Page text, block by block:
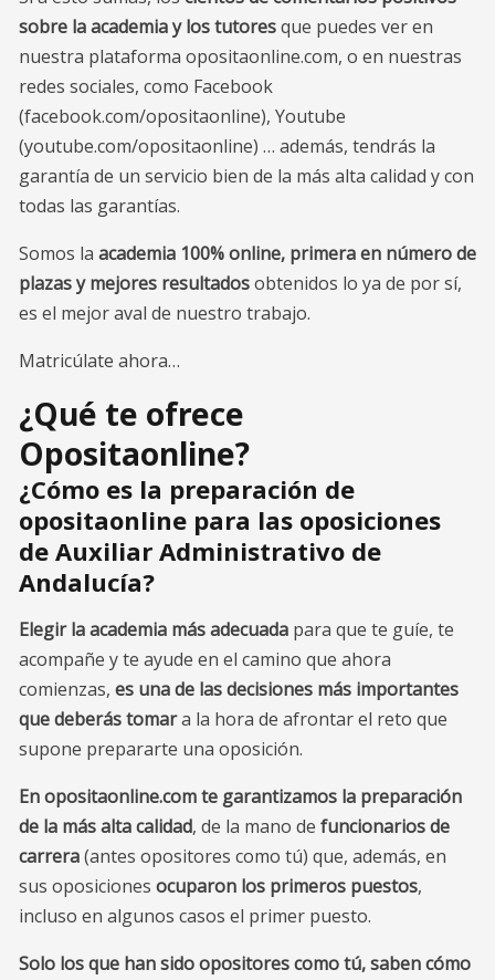
sobre la academia y los tutoresque puedes ver en
nuestra plataforma opositaonline.com, o en nuestras
redes sociales, como Facebook
(facebook.com/opositaonline), Youtube
(youtube.com/opositaonline) … además, tendrás la
garantía de un servicio bien de la más alta calidad y con
todas las garantías.
Somos la academia 100% online, primera en número de
plazas y mejores resultadosobtenidos lo ya de por sí,
es el mejor aval de nuestro trabajo.
Matricúlate ahora…
¿Qué te ofrece
Opositaonline?
¿Cómo es la preparación de
opositaonline para las oposiciones
de Auxiliar Administrativo de
Andalucía?
Elegir la academia más adecuadapara que te guíe, te
acompañe y te ayude en el camino que ahora
comienzas, es una de las decisiones más importantes
que deberás tomara la hora de afrontar el reto que
supone prepararte una oposición.
En opositaonline.com te garantizamos la preparación
de la más alta calidad, de la mano de funcionarios de
carrera(antes opositores como tú) que, además, en
sus oposiciones ocuparon los primeros puestos,
incluso en algunos casos el primer puesto.
Solo los que han sido opositores como tú, saben cómo